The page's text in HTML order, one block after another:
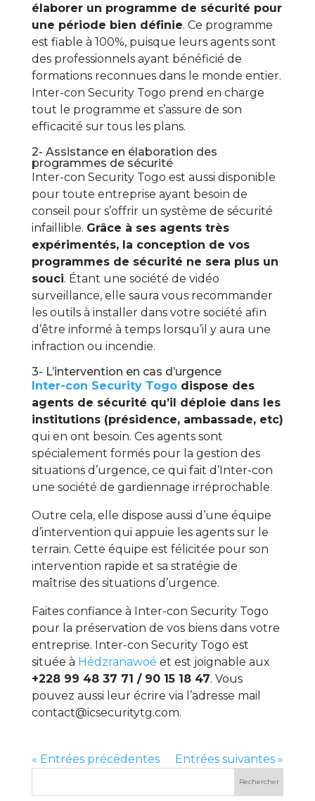
élaborer un programme de sécurité pour
une période bien définie. Ce programme
est fiable à 100%, puisque leurs agents sont
des professionnels ayant bénéficié de
formations reconnues dans le monde entier.
Inter-con Security Togo prend en charge
tout le programme et s’assure de son
efficacité sur tous les plans.
2- Assistance en élaboration des
programmes de sécurité
Inter-con Security Togo est aussi disponible
pour toute entreprise ayant besoin de
conseil pour s’offrir un système de sécurité
infaillible. Grâce à ses agents très
expérimentés, la conception de vos
programmes de sécurité ne sera plus un
souci. Étant une société de vidéo
surveillance, elle saura vous recommander
les outils à installer dans votre société afin
d’être informé à temps lorsqu’il y aura une
infraction ou incendie.
3- L’intervention en cas d’urgence
Inter-con Security Togodispose des
agents de sécurité qu’il déploie dans les
institutions (présidence, ambassade, etc)
qui en ont besoin. Ces agents sont
spécialement formés pour la gestion des
situations d’urgence, ce qui fait d’Inter-con
une société de gardiennage irréprochable.
Outre cela, elle dispose aussi d’une équipe
d’intervention qui appuie les agents sur le
terrain. Cette équipe est félicitée pour son
intervention rapide et sa stratégie de
maîtrise des situations d’urgence.
Faites confiance à Inter-con Security Togo
pour la préservation de vos biens dans votre
entreprise. Inter-con Security Togo est
située à Hédzranawoé et est joignable aux
+228 99 48 37 71 / 90 15 18 47. Vous
pouvez aussi leur écrire via l’adresse mail
contact@icsecuritytg.com.
« Entrées précédentes Entrées suivantes »